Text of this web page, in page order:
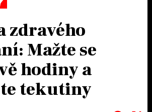
zdravého
Mažte se
hodiny a
tekutiny